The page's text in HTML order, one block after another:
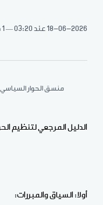
18-06-2026 عند 03:20 1 دقيقة قراءة
منسق الحوار
الدليل المرجعي لتنظيم
أولا: السياق والمبررات: